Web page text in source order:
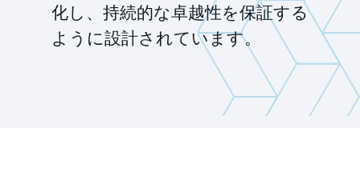
化し、持続的な卓越性を保証する
ように設計されています。